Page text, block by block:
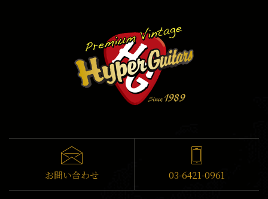
お問い合わせ 03-6421-0961